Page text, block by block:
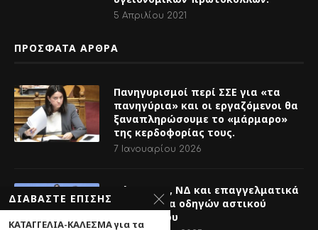
5 Απριλίου 2021
ΠΡΟΣΦΑΤΑ ΑΡΘΡΑ
Πανηγυρισμοί περί ΣΣΕ για «τα
πανηγύρια» και οι εργαζόμενοι θα
ξαναπληρώσουμε το «μάρμαρο»
της κερδοφορίας τους.
7 Ιανουαρίου 2026
Θέμα: ΟΣΥ , ΝΔ και επαγγελματικά
διπλώματα οδηγών αστικού
λεωφορείου
ΔΙΑΒΑΣΤΕ ΕΠΙΣΗΣ
ΚΑΤΑΓΓΕΛΙΑ-ΚΑΛΕΣΜΑ για τα